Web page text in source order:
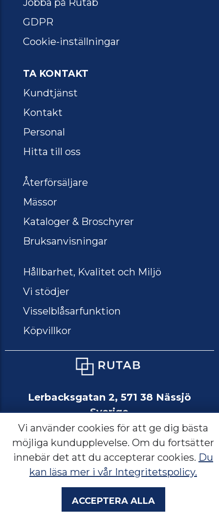
GDPR
Cookie-inställningar
TA KONTAKT
Kundtjänst
Kontakt
Personal
Hitta till oss
Återförsäljare
Mässor
Kataloger & Broschyrer
Bruksanvisningar
Hållbarhet, Kvalitet och Miljö
Vi stödjer
Visselblåsarfunktion
Köpvillkor
Lerbacksgatan 2, 571 38 Nässjö
Sverige
Språk: SENOEN
Vi använder cookies för att ge dig bästa
möjliga kundupplevelse. Om du fortsätter
innebär det att du accepterar cookies. Du
kan läsa mer i vår Integritetspolicy.
Acceptera alla